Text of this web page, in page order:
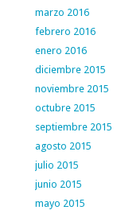
marzo 2016
febrero 2016
enero 2016
diciembre 2015
noviembre 2015
octubre 2015
septiembre 2015
agosto 2015
julio 2015
junio 2015
mayo 2015